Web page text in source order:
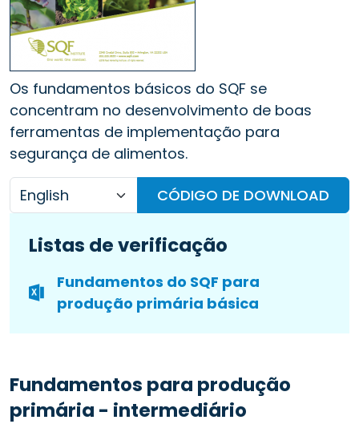
Os fundamentos básicos do SQF se
concentram no desenvolvimento de boas
ferramentas de implementação para
segurança de alimentos.
CÓDIGO DE DOWNLOAD
Listas de verificação
Fundamentos do SQF para
produção primária básica
Fundamentos para produção
primária - intermediário